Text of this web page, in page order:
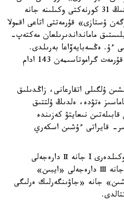
عىلىم جانە مادەنيەت سالالارىنىڭ 31 كورنەكتى وكىلىنە جانە
ۇستازى» قۇرمەتتى اتاعى اقمولا
وبلىستىق مامانداندىرىلعان مەكتەپ-
ءۇ. ەڭسەبايەۆاعا بەرىلدى.
قازاقستان رەسپۋبليكاسىنىڭ قۇرمەت گراموتاسىمەن 143 ادام
ۇلگىلى اتقارعانى، زاڭدىلىق
ەتۋدە، ەلدىڭ ۇلتتىق
نىعايتۋ كەزىندە
قايراتى ءۇشىن اسكەري
قۇقىق قورعاۋ ورگاندارىنىڭ وكىلدەرى I جانە Ⅱ دارەجەلى
«داڭق» وردەندەرىمەن، Ⅱ جانە Ⅲ دارەجەلى «ايبىن»
جانە «جاۋىنگەرلىك ەرلىگى